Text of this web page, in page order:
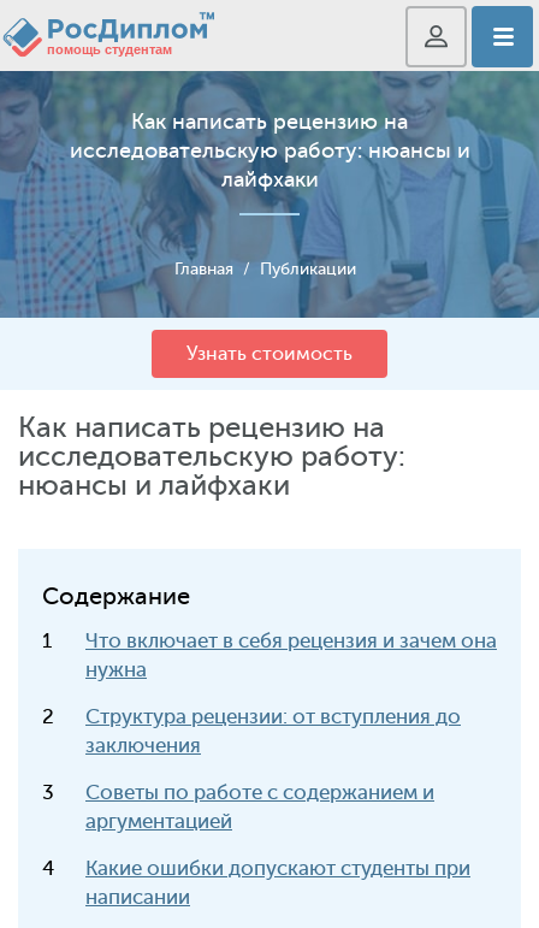
Как написать рецензию на
исследовательскую работу: нюансы и
лайфхаки
Главная / Публикации
Узнать стоимость
Как написать рецензию на
исследовательскую работу:
нюансы и лайфхаки
Содержание
Что включает в себя рецензия и зачем она
нужна
Структура рецензии: от вступления до
заключения
Советы по работе с содержанием и
аргументацией
Какие ошибки допускают студенты при
написании